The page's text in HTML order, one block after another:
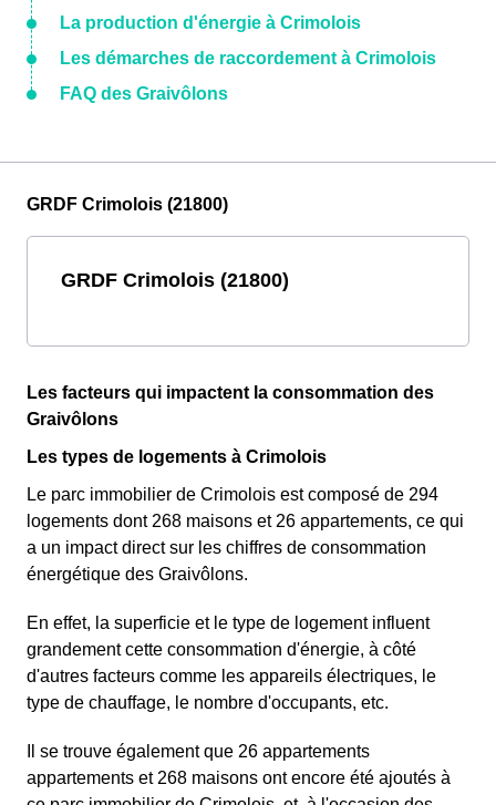
La production d'énergie à Crimolois
Les démarches de raccordement à Crimolois
FAQ des Graivôlons
GRDF Crimolois (21800)
GRDF Crimolois (21800)
Les facteurs qui impactent la consommation des
Graivôlons
Les types de logements à Crimolois
Le parc immobilier de Crimolois est composé de 294
logements dont 268 maisons et 26 appartements, ce qui
a un impact direct sur les chiffres de consommation
énergétique des Graivôlons.
En effet, la superficie et le type de logement influent
grandement cette consommation d'énergie, à côté
d'autres facteurs comme les appareils électriques, le
type de chauffage, le nombre d'occupants, etc.
Il se trouve également que 26 appartements
appartements et 268 maisons ont encore été ajoutés à